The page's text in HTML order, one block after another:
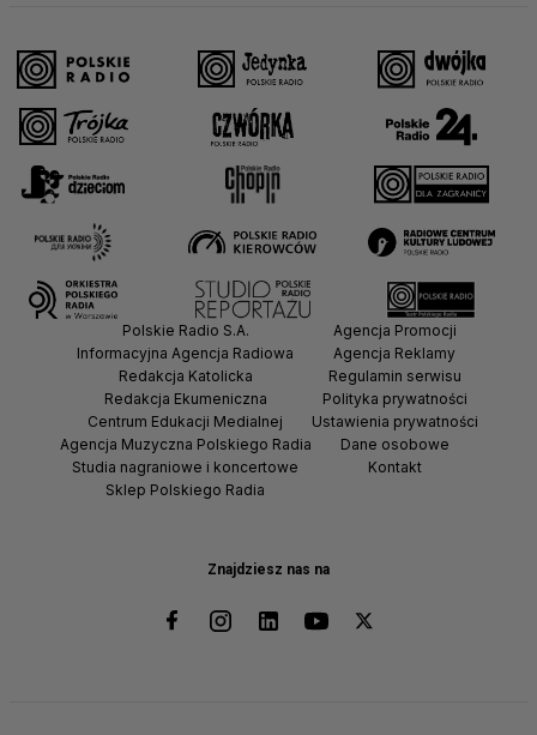
Znajdziesz nas na
Polskie Radio S.A.
Informacyjna Agencja Radiowa
Redakcja Katolicka
Redakcja Ekumeniczna
Centrum Edukacji Medialnej
Agencja Muzyczna Polskiego Radia
Studia nagraniowe i koncertowe
Sklep Polskiego Radia
Agencja Promocji
Agencja Reklamy
Regulamin serwisu
Polityka prywatności
Ustawienia prywatności
Dane osobowe
Kontakt